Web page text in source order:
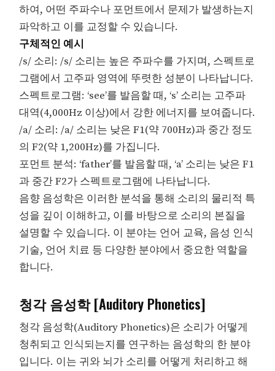
하여, 어떤 주파수나 포먼트에서 문제가 발생하는지
파악하고 이를 교정할 수 있습니다.
구체적인 예시
/s/ 소리: /s/ 소리는 높은 주파수를 가지며, 스펙트로
그램에서 고주파 영역에 뚜렷한 성분이 나타납니다.
스펙트로그램: ‘see’를 발음할 때, ‘s’ 소리는 고주파
대역(4,000Hz 이상)에서 강한 에너지를 보여줍니다.
/a/ 소리: /a/ 소리는 낮은 F1(약 700Hz)과 중간 정도
의 F2(약 1,200Hz)를 가집니다.
포먼트 분석: ‘father’를 발음할 때, ‘a’ 소리는 낮은 F1
과 중간 F2가 스펙트로그램에 나타납니다.
음향 음성학은 이러한 분석을 통해 소리의 물리적 특
성을 깊이 이해하고, 이를 바탕으로 소리의 본질을
설명할 수 있습니다. 이 분야는 언어 교육, 음성 인식
기술, 언어 치료 등 다양한 분야에서 중요한 역할을
합니다.
청각 음성학 [Auditory Phonetics]
청각 음성학(Auditory Phonetics)은 소리가 어떻게
청취되고 인식되는지를 연구하는 음성학의 한 분야
입니다. 이는 귀와 뇌가 소리를 어떻게 처리하고 해